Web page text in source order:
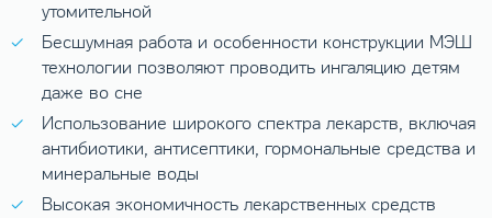
утомительной
Бесшумная работа и особенности конструкции МЭШ
технологии позволяют проводить ингаляцию детям
даже во сне
Использование широкого спектра лекарств, включая
антибиотики, антисептики, гормональные средства и
минеральные воды
Высокая экономичность лекарственных средств